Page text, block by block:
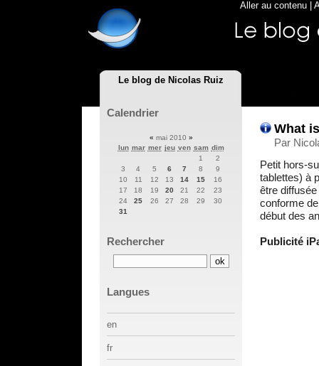
Le blog de Nicolas Ruiz
Aller au contenu
What
Par
Petit hors-
tablettes) à
être
conforme
début des
Publicité
Calendrier
« mai 2010 »
lun mar mer jeu ven sam dim
1
2
3
4 5 6 7 8
9
10
11 12 13 14 15
16
17
18 19 20 21 22
23
24
25 26 27 28 29
30
31
Rechercher
Langues
en
fr